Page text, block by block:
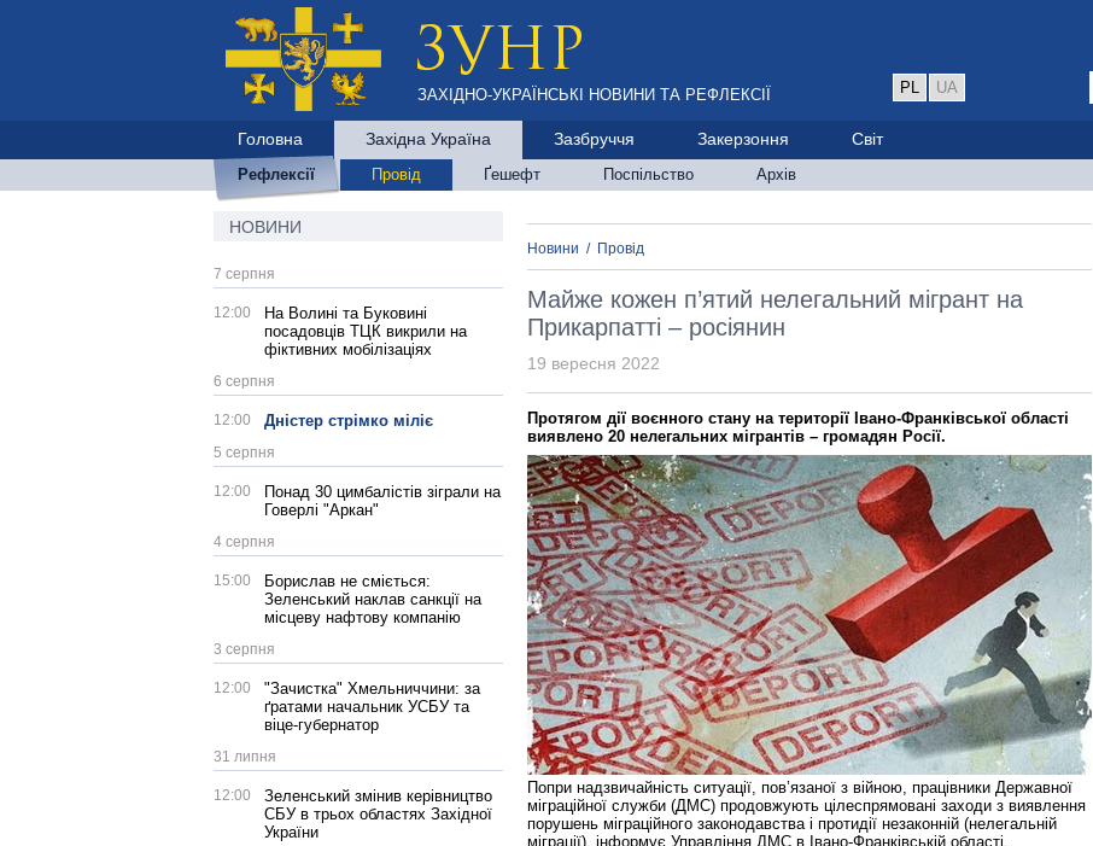
ЗАХІДНО-УКРАЇНСЬКІ НОВИНИ ТА РЕФЛЕКСІЇ PL UA
Головна Західна Україна Зазбруччя Закерзоння Світ
Рефлексії Провід Ґешефт Поспільство Архів
НОВИНИ
7 серпня
12:00
На Волині та Буковині
посадовців ТЦК викрили на
фіктивних мобілізаціях
6 серпня
12:00 Дністер стрімко міліє
5 серпня
12:00
Понад 30 цимбалістів зіграли на
Говерлі "Аркан"
4 серпня
15:00
Борислав не сміється:
Зеленський наклав санкції на
місцеву нафтову компанію
3 серпня
12:00
"Зачистка" Хмельниччини: за
ґратами начальник УСБУ та
віце-губернатор
31 липня
12:00
Зеленський змінив керівництво
СБУ в трьох областях Західної
України
Новини / Провід
Майже кожен п’ятий нелегальний мігрант на
Прикарпатті – росіянин
19 вересня 2022
Протягом дії воєнного стану на території Івано-Франківської області
виявлено 20 нелегальних мігрантів – громадян Росії.
Попри надзвичайність ситуації, пов’язаної з війною, працівники Державної
міграційної служби (ДМС) продовжують цілеспрямовані заходи з виявлення
порушень міграційного законодавства і протидії незаконній (нелегальній
міграції), інформує Управління ДМС в Івано-Франківській області.